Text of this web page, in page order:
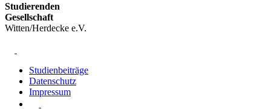
Studierenden
Gesellschaft
Witten/Herdecke e.V.
Studienbeiträge
Datenschutz
Impressum